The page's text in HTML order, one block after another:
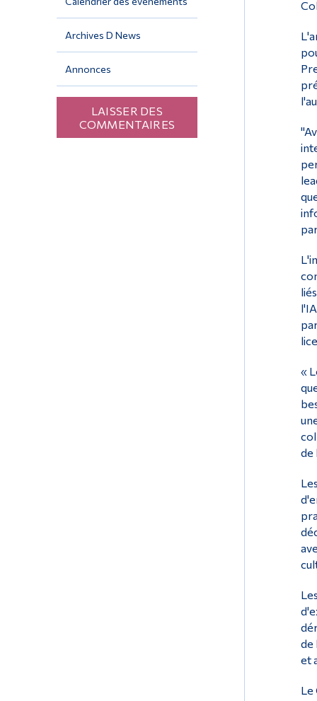
Archives D News
Annonces
LAISSER DES
COMMENTAIRES
«
de
de
et
Le